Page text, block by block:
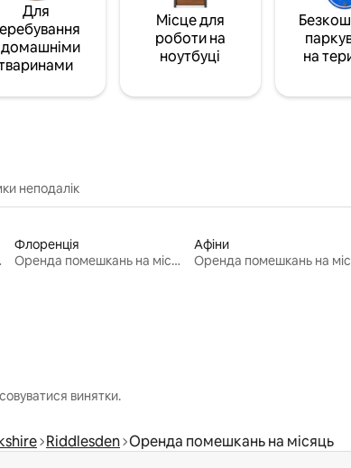
Для
домашніми
Місце для
роботи на
ноутбуці
на
неподалік
Флоренція
Оренда помешкань на місяць
Афіни
винятки.
Riddlesden Оренда помешкань на місяць